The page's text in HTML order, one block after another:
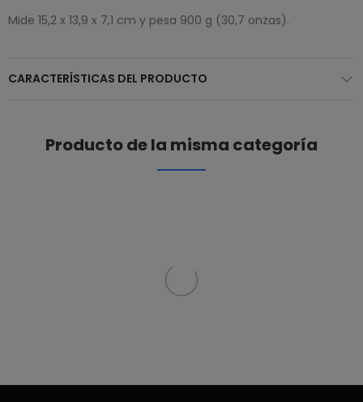
Mide 15,2 x 13,9 x 7,1 cm y pesa 900 g (30,7 onzas).
CARACTERÍSTICAS DEL PRODUCTO
Producto de la misma categoría